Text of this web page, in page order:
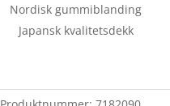
Nordisk gummiblanding
Japansk kvalitetsdekk